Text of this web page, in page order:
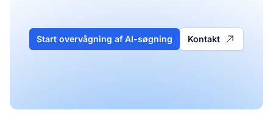
Start overvågning af AI-søgning Kontakt